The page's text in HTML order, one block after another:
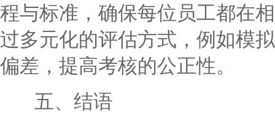
程与标准，确保每位员工都在
过多元化的评估方式，例如模
偏差，提高考核的公正性。
五、结语